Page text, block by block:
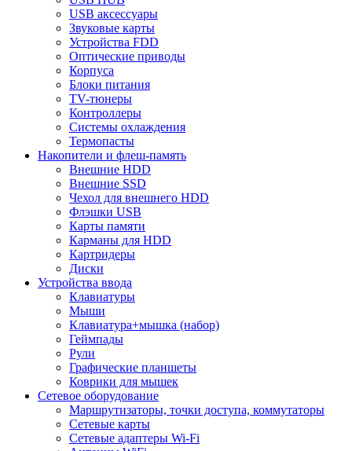
USB аксессуары
Звуковые карты
Устройства FDD
Оптические приводы
Корпуса
Блоки питания
TV-тюнеры
Контроллеры
Системы охлаждения
Термопасты
Накопители и флеш-память
Внешние HDD
Внешние SSD
Чехол для внешнего HDD
Флэшки USB
Карты памяти
Карманы для HDD
Картридеры
Диски
Устройства ввода
Клавиатуры
Мыши
Клавиатура+мышка (набор)
Геймпады
Рули
Графические планшеты
Коврики для мышек
Сетевое оборудование
Маршрутизаторы, точки доступа, коммутаторы
Сетевые карты
Сетевые адаптеры Wi-Fi